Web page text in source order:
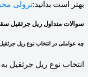
بهتر است بدانید:ترولی
سوالات متداول ریل جرثقیل
چه عواملی در انتخاب نوع ریل
انتخاب نوع ریل جرثقیل